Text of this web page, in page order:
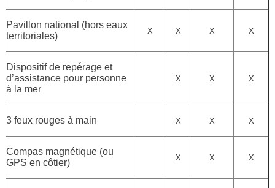
Pavillon national (hors eaux
territoriales)
X X X X
Dispositif de repérage et
d’assistance pour personne
à la mer
X X X
3 feux rouges à main X X X
Compas magnétique (ou
GPS en côtier)
X X X